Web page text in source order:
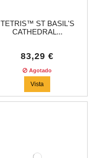
TETRIS™ ST BASIL'S
CATHEDRAL...
83,29 €
Agotado
Vista